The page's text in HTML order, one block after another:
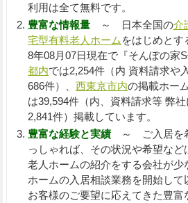
利用は全て無料です。
豊富な情報量～ 日本全国の介
宅型有料老人ホーム をはじめとす
8年08月07日現在で『そんぽの家
都内では2,254件（内 資料請求や
686件）、 西東京市内の掲載ホー
は39,594件（内、資料請求等 弊
2,841件）掲載しています。
豊富な経験と実績～ ご入居を希
っしゃれば、その状況や希望など
老人ホームの紹介をする会社が少
ホームの入居相談業務を開始し
お客様のご要望に応えてきた豊富